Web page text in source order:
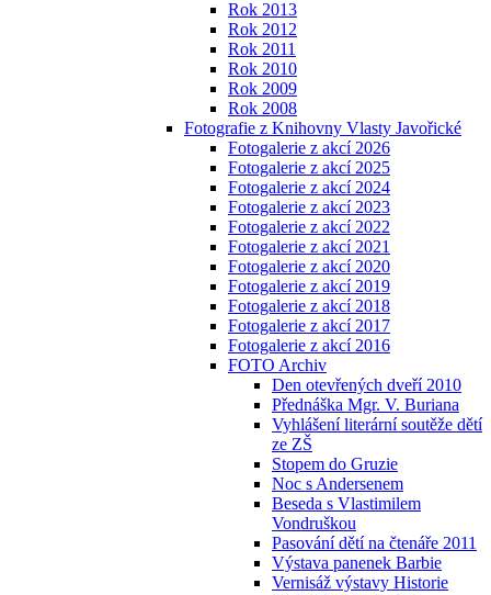
Rok 2013
Rok 2012
Rok 2011
Rok 2010
Rok 2009
Rok 2008
Fotografie z Knihovny Vlasty Javořické
Fotogalerie z akcí 2026
Fotogalerie z akcí 2025
Fotogalerie z akcí 2024
Fotogalerie z akcí 2023
Fotogalerie z akcí 2022
Fotogalerie z akcí 2021
Fotogalerie z akcí 2020
Fotogalerie z akcí 2019
Fotogalerie z akcí 2018
Fotogalerie z akcí 2017
Fotogalerie z akcí 2016
FOTO Archiv
Den otevřených dveří 2010
Přednáška Mgr. V. Buriana
Vyhlášení literární soutěže dětí
ze ZŠ
Stopem do Gruzie
Noc s Andersenem
Beseda s Vlastimilem
Vondruškou
Pasování dětí na čtenáře 2011
Výstava panenek Barbie
Vernisáž výstavy Historie